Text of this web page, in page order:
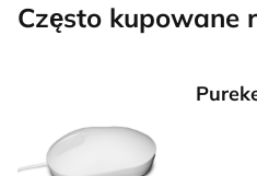
Często kupowane